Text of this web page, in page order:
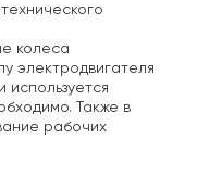
колеса
электродвигателя
Также в
рабочих